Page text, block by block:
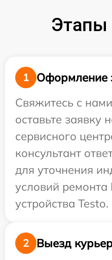
Этапы
1
Оформление
Свяжитесь с
оставьте заявку
сервисного
консультант
для уточнения
условий
устройства Testo.
2 Выезд